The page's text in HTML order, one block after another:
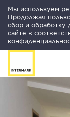
Мы используем
Продолжая
сбор и обработку
сайте в